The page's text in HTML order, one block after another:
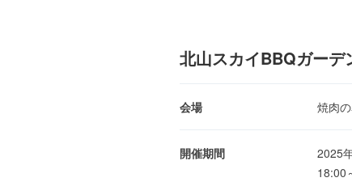
北山スカイBBQガーデ
会場 焼肉
開催期間
2025
18:00